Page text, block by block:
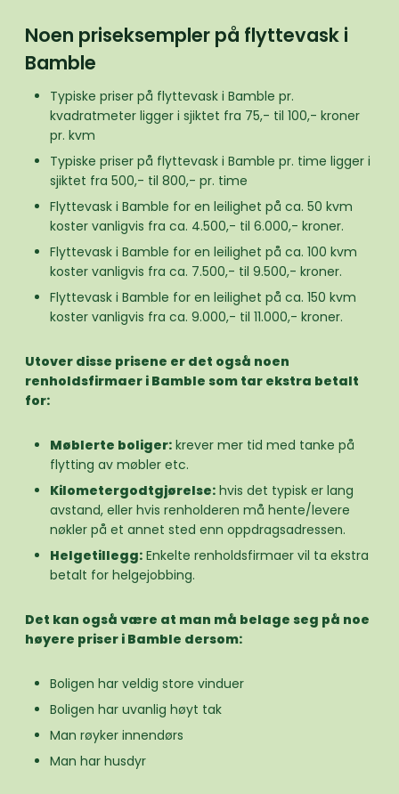
Noen priseksempler på flyttevask i
Bamble
Typiske priser på flyttevask i Bamble pr.
kvadratmeter ligger i sjiktet fra 75,- til 100,- kroner
pr. kvm
Typiske priser på flyttevask i Bamble pr. time ligger i
sjiktet fra 500,- til 800,- pr. time
Flyttevask i Bamble for en leilighet på ca. 50 kvm
koster vanligvis fra ca. 4.500,- til 6.000,- kroner.
Flyttevask i Bamble for en leilighet på ca. 100 kvm
koster vanligvis fra ca. 7.500,- til 9.500,- kroner.
Flyttevask i Bamble for en leilighet på ca. 150 kvm
koster vanligvis fra ca. 9.000,- til 11.000,- kroner.
Utover disse prisene er det også noen
renholdsfirmaer i Bamble som tar ekstra betalt
for:
Møblerte boliger: krever mer tid med tanke på
flytting av møbler etc.
Kilometergodtgjørelse: hvis det typisk er lang
avstand, eller hvis renholderen må hente/levere
nøkler på et annet sted enn oppdragsadressen.
Helgetillegg: Enkelte renholdsfirmaer vil ta ekstra
betalt for helgejobbing.
Det kan også være at man må belage seg på noe
høyere priser i Bamble dersom:
Boligen har veldig store vinduer
Boligen har uvanlig høyt tak
Man røyker innendørs
Man har husdyr